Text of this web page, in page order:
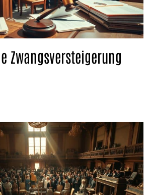
Zwangsversteigerung